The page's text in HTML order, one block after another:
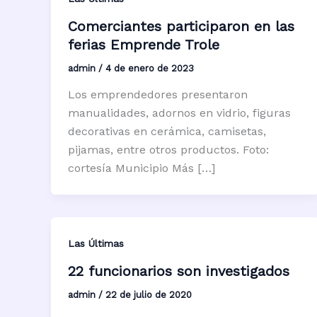
Comerciantes participaron en las
ferias Emprende Trole
admin / 4 de enero de 2023
Los emprendedores presentaron
manualidades, adornos en vidrio, figuras
decorativas en cerámica, camisetas,
pijamas, entre otros productos. Foto:
cortesía Municipio Más […]
Las Últimas
22 funcionarios son investigados
admin / 22 de julio de 2020